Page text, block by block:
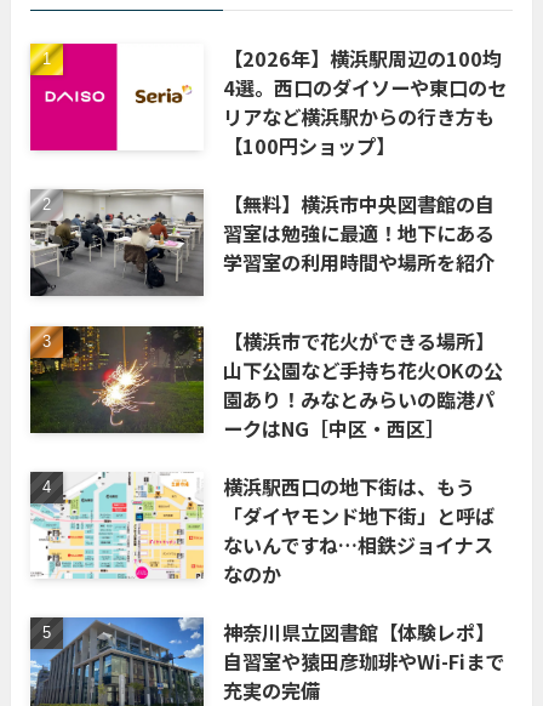
【2026年】横浜駅周辺の100均
4選。西口のダイソーや東口のセ
リアなど横浜駅からの行き方も
【100円ショップ】
【無料】横浜市中央図書館の自
習室は勉強に最適！地下にある
学習室の利用時間や場所を紹介
【横浜市で花火ができる場所】
山下公園など手持ち花火OKの公
園あり！みなとみらいの臨港パ
ークはNG［中区・西区］
横浜駅西口の地下街は、もう
「ダイヤモンド地下街」と呼ば
ないんですね…相鉄ジョイナス
なのか
神奈川県立図書館【体験レポ】
自習室や猿田彦珈琲やWi-Fiまで
充実の完備